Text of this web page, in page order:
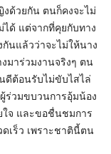
ด้วยกัน ตนก็คงจะไม่
ได้ แต่จากที่คุยกับทาง
นแล้วว่าจะไม่ให้นาง
มาร่วมงานจริงๆ ตน
ดีต้อนรับไม่ขับไสไล่
วมขบวนการอุ้มน้อง
ใจ และขอชื่นชมการ
เร็ว เพราะชาตินี้ตน